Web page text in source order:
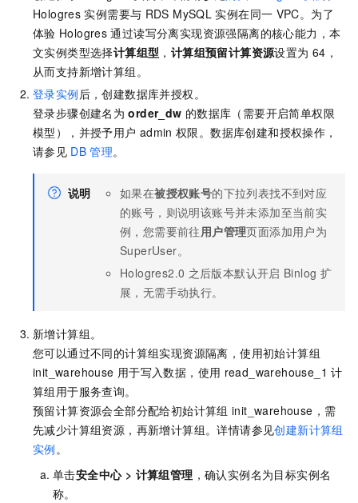
-- 准备数据
INSERT
INTO product_catalog VALUES(1
(100001 , 'user_001'
(100002, 'user_002'
(100003, 'user_003', 12347, 3, 3000.03,
(100004 , 'user_001', 12347, 4, 2000.02,
(100005
(100007, 'user_003' , 12347 , 4, 2000.02,
, 100001 , 1, '2023-02-15 17:40:56'
, 100002, 1, '2023-02-15 17:40:56'
, 100003, 0,
2004, 100004, 0, '2023-02-15 17:40:56'),
, 100005, 0, '2023-02-15 18:40:56'
(2007
Hologres 实例需要与 RDS MySQL 实例在同一 VPC。 为了
体验 Hologres 通过读写分离实现资源强隔离的核心能力，本
文实例类型选择计算组型 ， 计算组预留计算资源设置为 64，
从而支持新增计算组。
登录实例后，创建数据库并授权。
登录步骤创建名为 order_dw 的数据库（需要开启简单权限
模型），并授予用户 admin 权限。数据库创建和授权操作，
请参见 DB 管理。
说明 如果在被授权账号的下拉列表找不到对应
的账号，则说明该账号并未添加至当前实
例，您需要前往用户管理页面添加用户为
SuperUser。
Hologres2.0 之后版本默认开启 Binlog 扩
展，无需手动执行。
新增计算组。
您可以通过不同的计算组实现资源隔离，使用初始计算组
init_warehouse 用于写入数据，使用 read_warehouse_1 计
算组用于服务查询。
预留计算资源会全部分配给初始计算组 init_warehouse，需
先减少计算组资源，再新增计算组。详情请参见创建新计算组
实例。
单击安全中心> 计算组管理 ，确认实例名为目标实例名
称。